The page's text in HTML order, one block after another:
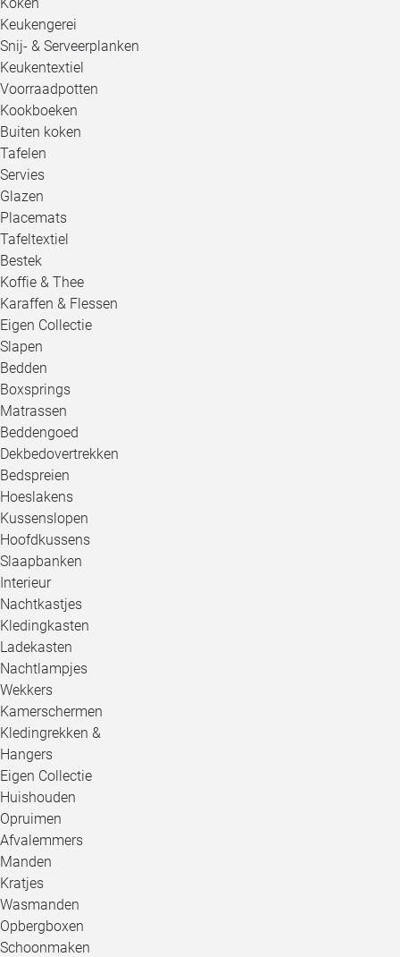
Keukengerei
Snij- & Serveerplanken
Keukentextiel
Voorraadpotten
Kookboeken
Buiten koken
Tafelen
Servies
Glazen
Placemats
Tafeltextiel
Bestek
Koffie & Thee
Karaffen & Flessen
Eigen Collectie
Slapen
Bedden
Boxsprings
Matrassen
Beddengoed
Dekbedovertrekken
Bedspreien
Hoeslakens
Kussenslopen
Hoofdkussens
Slaapbanken
Interieur
Nachtkastjes
Kledingkasten
Ladekasten
Nachtlampjes
Wekkers
Kamerschermen
Kledingrekken &
Hangers
Eigen Collectie
Huishouden
Opruimen
Afvalemmers
Manden
Kratjes
Wasmanden
Opbergboxen
Schoonmaken